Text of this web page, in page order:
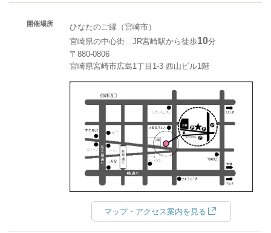
開催場所
ひなたのご縁（宮崎市）
宮崎県の中心街 JR宮崎駅から徒歩10分
〒880-0806
宮崎県宮崎市広島1丁目1-3 西山ビル1階
マップ・アクセス案内を見る